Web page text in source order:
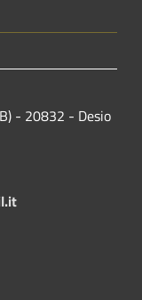
- 20832 - Desio